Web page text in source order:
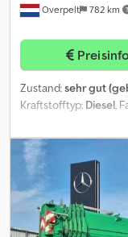
Overpelt 782 km
Preisinfo
Zustand:sehr gut
Kraftstofftyp: Diesel,
Betriebsstunden:
Achsen =
Überholt: × CE-Typ:
Technische
MERCEDES-BENZ
(326 HP). Gewichte